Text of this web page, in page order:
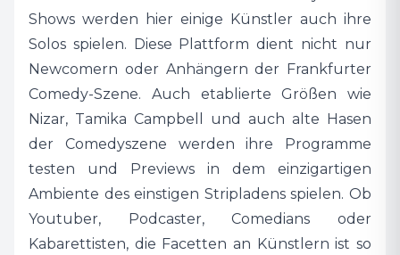
sollte und diesen Gedanken teile ich. Seit ich
denken kann, kenne ich das Nachtleben und
nichts hat mich so begeistern können wie
Comedy und Cabaret. Es ist uns eine große
Ehre mit S-Promotion Event GmbH zusammen
zu arbeiten und ich bin mir sicher, dass nicht
nur die Shows einmalig in Frankfurt sein
werden, sondern vielmehr Vergangenes aus
alten Zeiten auf neue Art wiederbelebt
werden. Ich werde mein bester Kunde werden
Shows werden hier einige Künstler auch ihre
Solos spielen. Diese Plattform dient nicht nur
Newcomern oder Anhängern der Frankfurter
Comedy-Szene. Auch etablierte Größen wie
Nizar, Tamika Campbell und auch alte Hasen
der Comedyszene werden ihre Programme
testen und Previews in dem einzigartigen
Ambiente des einstigen Stripladens spielen. Ob
Youtuber, Podcaster, Comedians oder
Kabarettisten, die Facetten an Künstlern ist so